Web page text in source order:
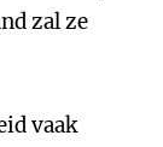
zal ze
vaak